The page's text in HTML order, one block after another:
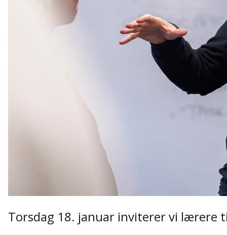
Torsdag 18. januar inviterer vi lærere